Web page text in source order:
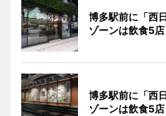
博多駅前に「西
ゾーンは飲食5店
博多駅前に「西
ゾーンは飲食5店